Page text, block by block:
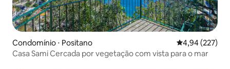
Condomínio ⋅ Positano 4,94 de uma
4,94 (227)
Casa Sami Cercada por vegetação com vista para o mar